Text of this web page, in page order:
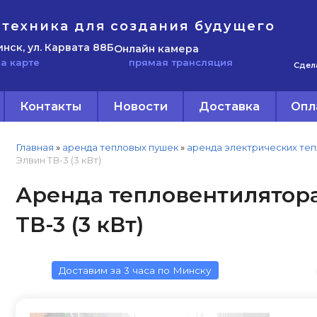
для создания будущего
ул. Карвата 88Б
карте
Онлайн камера
прямая трансляция
Контакты Новости Доставка
Главная » аренда тепловых пушек » аренда электрических
Элвин ТВ-3 (3 кВт)
Аренда
ТВ-3 (3 кВт)
Доставим за 3 часа по Минску